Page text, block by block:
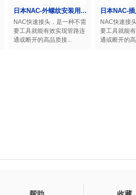
日本NAC-外螺纹安装用...
NAC快速接头，是一种不需
要工具就能有效实现管路连
通或断开的高品质接...
日本NAC-
NAC快速接
要工具就能
通或断开的